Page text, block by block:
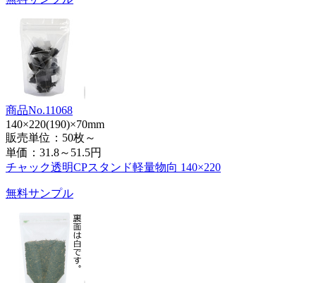
商品No.11068
140×220(190)×70mm
販売単位：50枚～
単価： 31.8～51.5円
チャック透明CPスタンド軽量物向 140×220
無料サンプル